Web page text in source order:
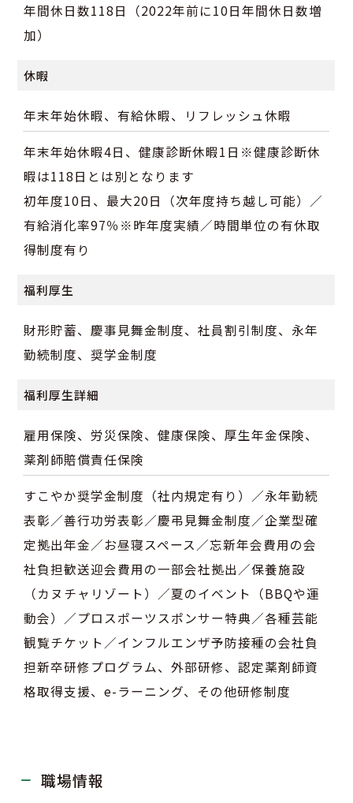
年間休日数118日（2022年前に10日年間休日数増
加）
休暇
年末年始休暇、有給休暇、リフレッシュ休暇
年末年始休暇4日、健康診断休暇1日※健康診断休
暇は118日とは別となります
初年度10日、最大20日（次年度持ち越し可能）／
有給消化率97％※昨年度実績／時間単位の有休取
得制度有り
福利厚生
財形貯蓄、慶事見舞金制度、社員割引制度、永年
勤続制度、奨学金制度
福利厚生詳細
雇用保険、労災保険、健康保険、厚生年金保険、
薬剤師賠償責任保険
すこやか奨学金制度（社内規定有り）／永年勤続
表彰／善行功労表彰／慶弔見舞金制度／企業型確
定拠出年金／お昼寝スペース／忘新年会費用の会
社負担歓送迎会費用の一部会社拠出／保養施設
（カヌチャリゾート）／夏のイベント（BBQや運
動会）／プロスポーツスポンサー特典／各種芸能
観覧チケット／インフルエンザ予防接種の会社負
担新卒研修プログラム、外部研修、認定薬剤師資
格取得支援、e-ラーニング、その他研修制度
職場情報